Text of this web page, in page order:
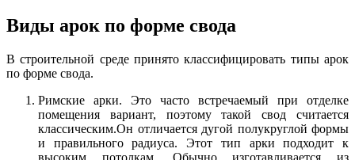
Виды арок по форме свода
В строительной среде принято классифицировать типы арок
по форме свода.
Римские арки. Это часто встречаемый при отделке
помещения вариант, поэтому такой свод считается
классическим.Он отличается дугой полукруглой формы
и правильного радиуса. Этот тип арки подходит к